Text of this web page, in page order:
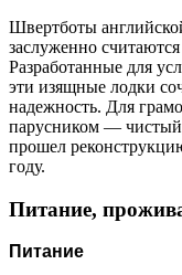
Швертботы
заслуженно
Разработанные для
эти изящные лодки
надежность. Для
парусником —
прошел
году.
Питание,
Питание